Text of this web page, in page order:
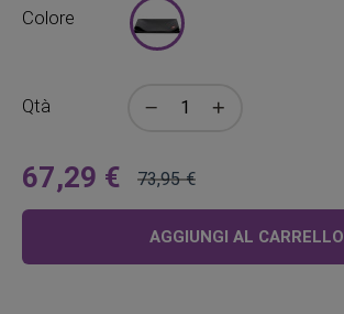
Colore
Qtà
A
partire
67,29 €
Prezzo
regolare
73,95 €
AGGIUNGI AL CARRELLO